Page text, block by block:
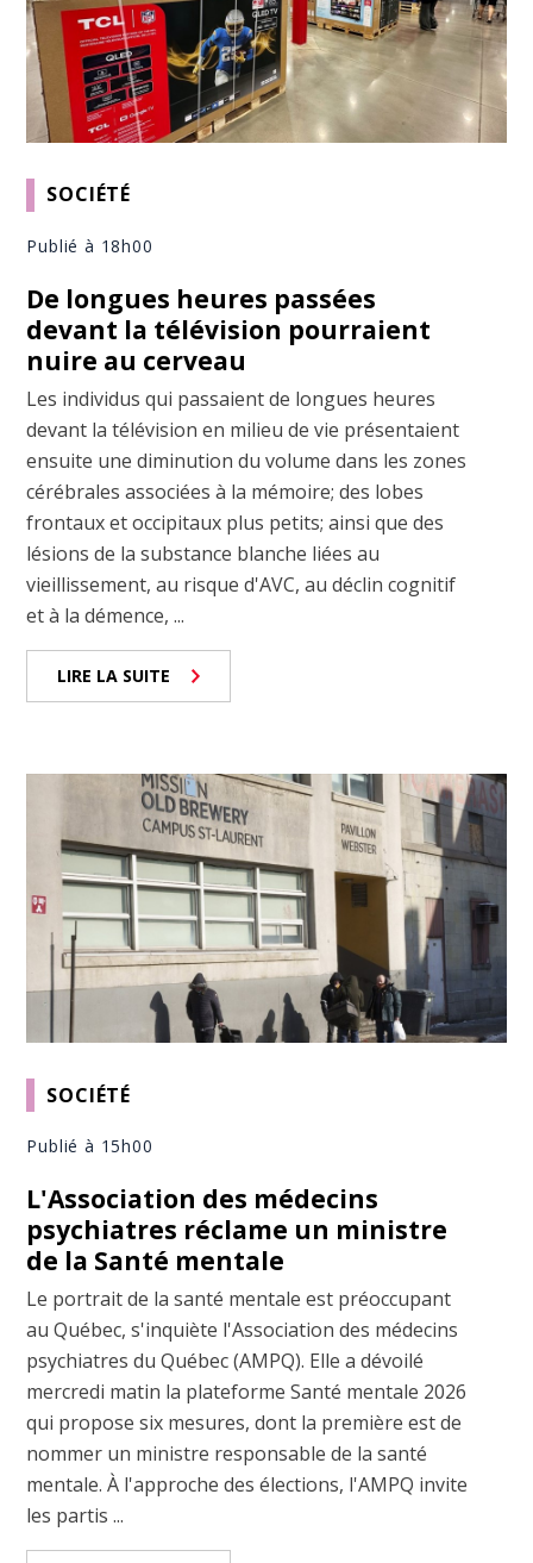
SOCIÉTÉ
Publié à 18h00
De longues heures passées
devant la télévision pourraient
nuire au cerveau
Les individus qui passaient de longues heures
devant la télévision en milieu de vie présentaient
ensuite une diminution du volume dans les zones
cérébrales associées à la mémoire; des lobes
frontaux et occipitaux plus petits; ainsi que des
lésions de la substance blanche liées au
vieillissement, au risque d'AVC, au déclin cognitif
et à la démence, ...
LIRE LA SUITE
SOCIÉTÉ
Publié à 15h00
L'Association des médecins
psychiatres réclame un ministre
de la Santé mentale
Le portrait de la santé mentale est préoccupant
au Québec, s'inquiète l'Association des médecins
psychiatres du Québec (AMPQ). Elle a dévoilé
mercredi matin la plateforme Santé mentale 2026
qui propose six mesures, dont la première est de
nommer un ministre responsable de la santé
mentale. À l'approche des élections, l'AMPQ invite
les partis ...